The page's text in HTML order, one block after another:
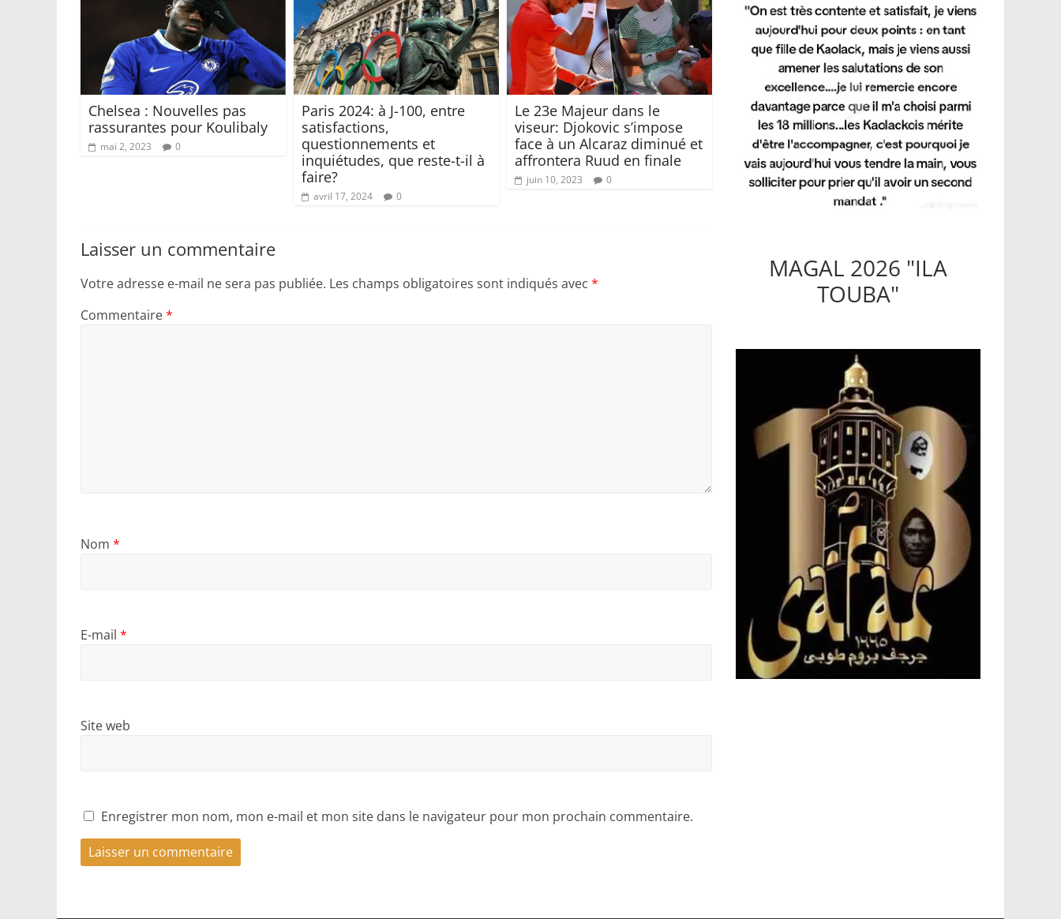
Chelsea : Nouvelles pas
rassurantes pour Koulibaly
mai 2, 2023 0
Paris 2024: à J-100, entre
satisfactions,
questionnements et
inquiétudes, que reste-t-il à
faire?
avril 17, 2024 0
Le 23e Majeur dans le
viseur: Djokovic s’impose
face à un Alcaraz diminué et
affrontera Ruud en finale
juin 10, 2023 0
Laisser un commentaire
Votre adresse e-mail ne sera pas publiée. Les champs obligatoires sont indiqués avec *
Commentaire*
Nom *
E-mail *
Site web
Enregistrer mon nom, mon e-mail et mon site dans le navigateur pour mon prochain commentaire.
MAGAL 2026 "ILA
TOUBA"